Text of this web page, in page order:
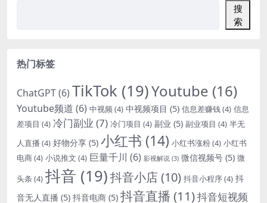
搜
索
热门标签
ChatGPT(6) TikTok (19)Youtube (16)
Youtube频道 (6) 中视频(4) 中视频项目 (5) 信息差赚钱(4) 信息
差项目 (4) 冷门副业 (7) 冷门项目 (4) 副业 (5) 副业项目 (4) 半无
人直播 (4) 好物分享 (5) 小红书 (14) 小红书涨粉(4) 小红书
电商(4) 小说推文 (4) 巨量千川 (6) 影视解说 (3) 微信视频号 (5) 微
头条 (4) 抖音 (19)抖音小店(10) 抖音小程序(4) 抖
音无人直播 (5) 抖音电商 (5) 抖音直播 (11)抖音短视频